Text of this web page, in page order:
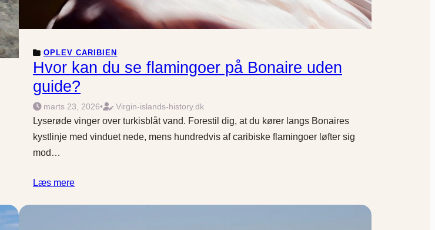
OPLEV CARIBIEN
Hvor kan du se flamingoer på Bonaire uden
guide?
marts 23, 2026• Virgin-islands-history.dk
Lyserøde vinger over turkisblåt vand. Forestil dig, at du kører langs Bonaires
kystlinje med vinduet nede, mens hundredvis af caribiske flamingoer løfter sig
mod…
Læs mere